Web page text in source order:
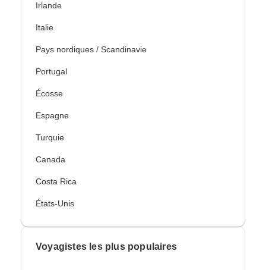
Irlande
Italie
Pays nordiques / Scandinavie
Portugal
Écosse
Espagne
Turquie
Canada
Costa Rica
États-Unis
Voyagistes les plus populaires